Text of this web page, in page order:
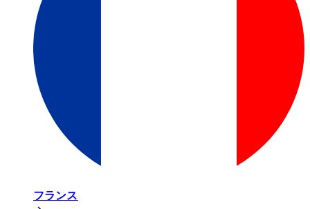
フランス​​